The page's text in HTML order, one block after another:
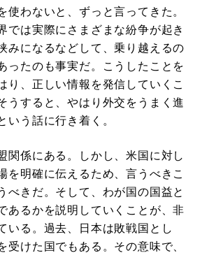
使わないと、ずっと言ってきた。
では実際にさまざまな紛争が起き
みになるなどして、乗り越えるの
ったのも事実だ。こうしたことを
り、正しい情報を発信していくこ
うすると、やはり外交をうまく進
いう話に行き着く。
係にある。しかし、米国に対し
を明確に伝えるため、言うべきこ
べきだ。そして、わが国の国益と
あるかを説明していくことが、非
いる。過去、日本は敗戦国とし
受けた国でもある。その意味で、